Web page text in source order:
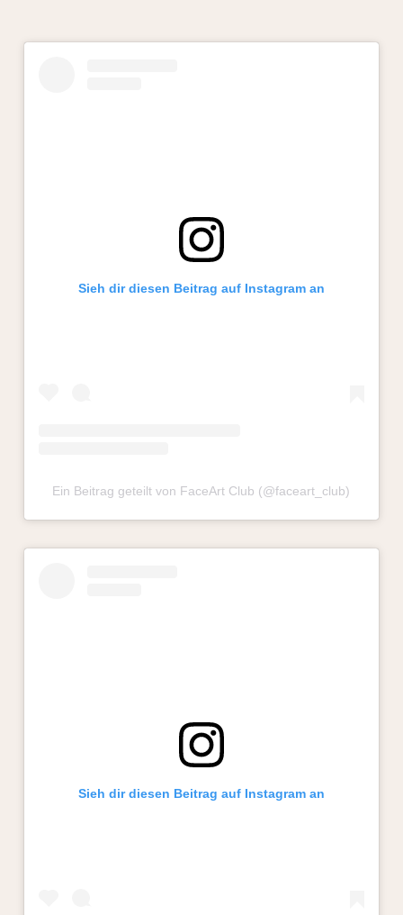
Sieh dir diesen Beitrag auf Instagram an
Ein Beitrag geteilt von FaceArt Club (@faceart_club)
Sieh dir diesen Beitrag auf Instagram an